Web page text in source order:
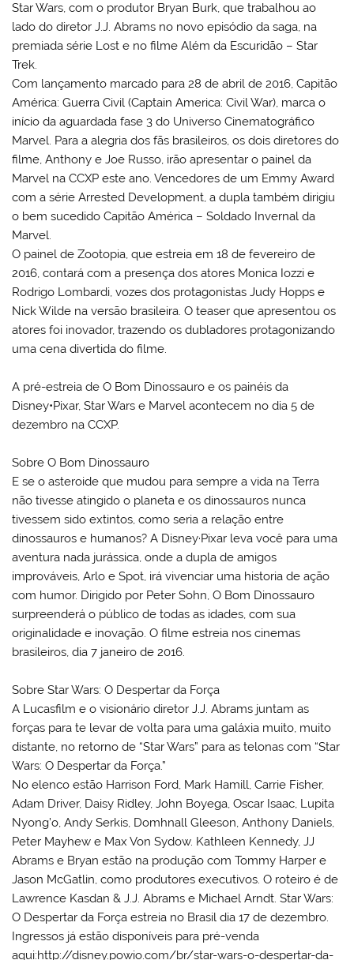
Star Wars, com o produtor Bryan Burk, que trabalhou ao
lado do diretor J.J. Abrams no novo episódio da saga, na
premiada série Lost e no filme Além da Escuridão – Star
Trek.
Com lançamento marcado para 28 de abril de 2016, Capitão
América: Guerra Civil (Captain America: Civil War), marca o
início da aguardada fase 3 do Universo Cinematográfico
Marvel. Para a alegria dos fãs brasileiros, os dois diretores do
filme, Anthony e Joe Russo, irão apresentar o painel da
Marvel na CCXP este ano. Vencedores de um Emmy Award
com a série Arrested Development, a dupla também dirigiu
o bem sucedido Capitão América – Soldado Invernal da
Marvel.
O painel de Zootopia, que estreia em 18 de fevereiro de
2016, contará com a presença dos atores Monica Iozzi e
Rodrigo Lombardi, vozes dos protagonistas Judy Hopps e
Nick Wilde na versão brasileira. O teaser que apresentou os
atores foi inovador, trazendo os dubladores protagonizando
uma cena divertida do filme.
A pré-estreia de O Bom Dinossauro e os painéis da
Disney•Pixar, Star Wars e Marvel acontecem no dia 5 de
dezembro na CCXP.
Sobre O Bom Dinossauro
E se o asteroide que mudou para sempre a vida na Terra
não tivesse atingido o planeta e os dinossauros nunca
tivessem sido extintos, como seria a relação entre
dinossauros e humanos? A Disney·Pixar leva você para uma
aventura nada jurássica, onde a dupla de amigos
improváveis, Arlo e Spot, irá vivenciar uma historia de ação
com humor. Dirigido por Peter Sohn, O Bom Dinossauro
surpreenderá o público de todas as idades, com sua
originalidade e inovação. O filme estreia nos cinemas
brasileiros, dia 7 janeiro de 2016.
Sobre Star Wars: O Despertar da Força
A Lucasfilm e o visionário diretor J.J. Abrams juntam as
forças para te levar de volta para uma galáxia muito, muito
distante, no retorno de “Star Wars” para as telonas com “Star
Wars: O Despertar da Força.”
No elenco estão Harrison Ford, Mark Hamill, Carrie Fisher,
Adam Driver, Daisy Ridley, John Boyega, Oscar Isaac, Lupita
Nyong’o, Andy Serkis, Domhnall Gleeson, Anthony Daniels,
Peter Mayhew e Max Von Sydow. Kathleen Kennedy, JJ
Abrams e Bryan estão na produção com Tommy Harper e
Jason McGatlin, como produtores executivos. O roteiro é de
Lawrence Kasdan & J.J. Abrams e Michael Arndt. Star Wars:
O Despertar da Força estreia no Brasil dia 17 de dezembro.
Ingressos já estão disponíveis para pré-venda
aqui:http://disney.powio.com/br/star-wars-o-despertar-da-